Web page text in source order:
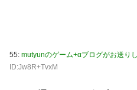
55: mutyunのゲーム+αブログがお送りし
ID:Jw8R+TvxM